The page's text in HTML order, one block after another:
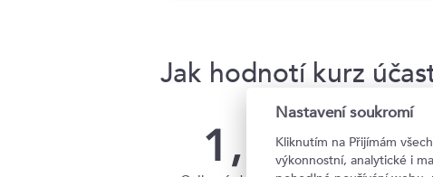
Jak hodnotí kurz
1,16
Nastavení soukromí
Kliknutím na Přijímám
výkonnostní, analytické i